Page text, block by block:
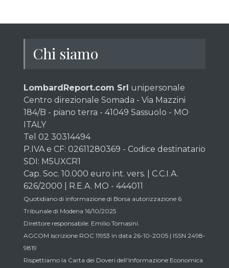
Chi siamo
LombardReport.com Srl unipersonale
Centro direzionale Somada - Via Mazzini
184/B - piano terra - 41049 Sassuolo - MO
ITALY
Tel 02 30314494
P.IVA e CF: 02611280369 - Codice destinatario
SDI: M5UXCR1
Cap. Soc. 10.000 euro int. vers. | C.C.I.A.
626/2000 | R.E.A. MO - 444011
Quotidiano di informazione di Borsa autorizzazione 6
Tribunale di Modena 16/10/2025
Direttore responsabile: Emilio Tomasini.
AGCOM iscrizione ROC 11953 in data 26-10-2005 | ISSN 2498-
9819
Rispettiamo la Carta dei Doveri dell’Informazione Economica